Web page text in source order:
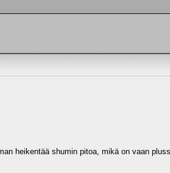
heikentää shumin pitoa, mikä on vaan